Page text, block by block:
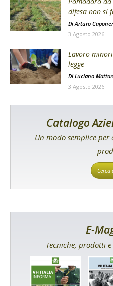
difesa non si
Di Arturo
3 Agosto 2026
Lavoro
legge
Di Luciano
3 Agosto 2026
Catalogo
Un modo semplice per
Cerca
E-
Tecniche, prodotti